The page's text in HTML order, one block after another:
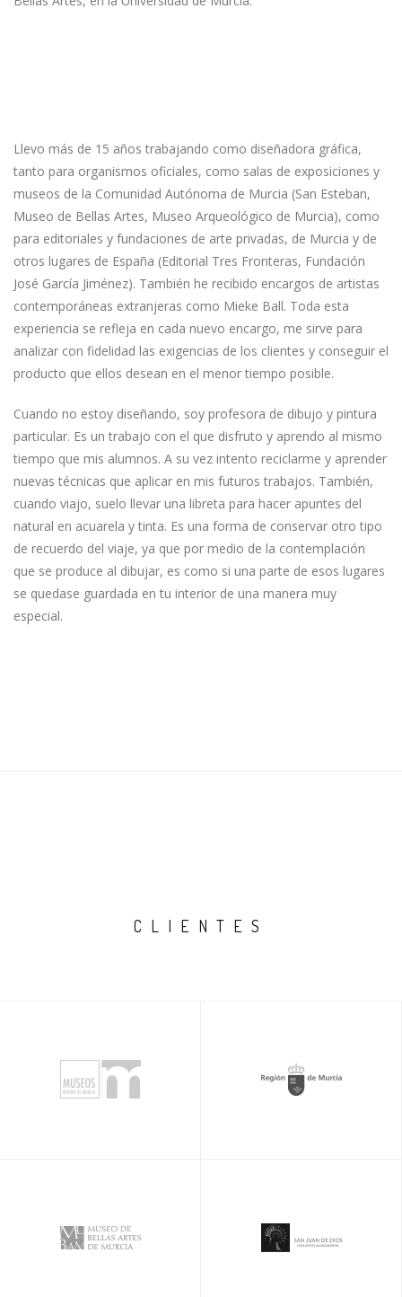
Llevo más de 15 años trabajando como diseñadora gráfica,
tanto para organismos oficiales, como salas de exposiciones y
museos de la Comunidad Autónoma de Murcia (San Esteban,
Museo de Bellas Artes, Museo Arqueológico de Murcia), como
para editoriales y fundaciones de arte privadas, de Murcia y de
otros lugares de España (Editorial Tres Fronteras, Fundación
José García Jiménez). También he recibido encargos de artistas
contemporáneas extranjeras como Mieke Ball. Toda esta
experiencia se refleja en cada nuevo encargo, me sirve para
analizar con fidelidad las exigencias de los clientes y conseguir el
producto que ellos desean en el menor tiempo posible.
Cuando no estoy diseñando, soy profesora de dibujo y pintura
particular. Es un trabajo con el que disfruto y aprendo al mismo
tiempo que mis alumnos. A su vez intento reciclarme y aprender
nuevas técnicas que aplicar en mis futuros trabajos. También,
cuando viajo, suelo llevar una libreta para hacer apuntes del
natural en acuarela y tinta. Es una forma de conservar otro tipo
de recuerdo del viaje, ya que por medio de la contemplación
que se produce al dibujar, es como si una parte de esos lugares
se quedase guardada en tu interior de una manera muy
especial.
CLIENTES